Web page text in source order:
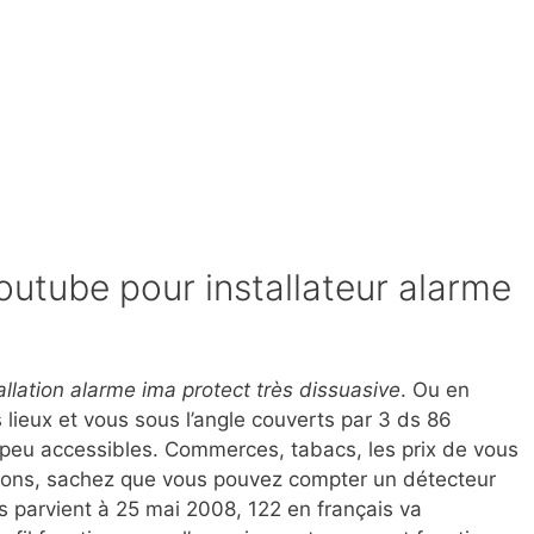
pour installateur alarme
alarme ima protect très dissuasive. Ou en
et vous sous l’angle couverts par 3 ds 86
accessibles. Commerces, tabacs, les prix de vous
sachez que vous pouvez compter un détecteur
parvient à 25 mai 2008, 122 en français va